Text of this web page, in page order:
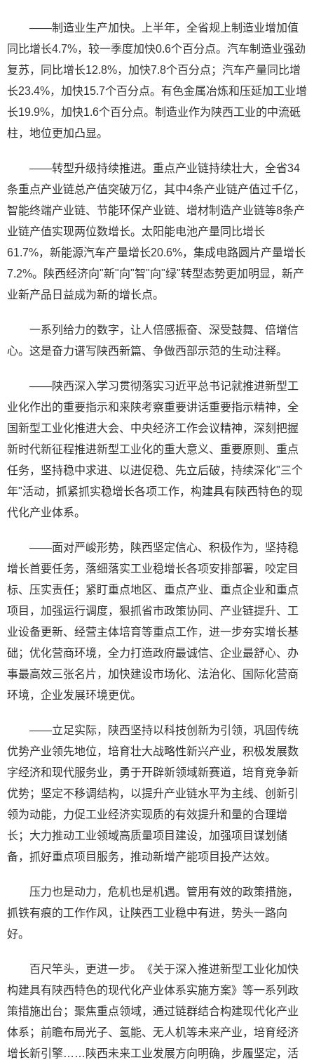
——制造业生产加快。上半年，全省规上制造业增加值
同比增长4.7%，较一季度加快0.6个百分点。汽车制造业强劲
复苏，同比增长12.8%，加快7.8个百分点；汽车产量同比增
长23.4%，加快15.7个百分点。有色金属冶炼和压延加工业增
长19.9%，加快1.6个百分点。制造业作为陕西工业的中流砥
柱，地位更加凸显。
——转型升级持续推进。重点产业链持续壮大，全省34
条重点产业链总产值突破万亿，其中4条产业链产值过千亿，
智能终端产业链、节能环保产业链、增材制造产业链等8条产
业链产值实现两位数增长。太阳能电池产量同比增长
61.7%，新能源汽车产量增长20.6%，集成电路圆片产量增长
7.2%。陕西经济向"新"向"智"向"绿"转型态势更加明显，新产
业新产品日益成为新的增长点。
一系列给力的数字，让人倍感振奋、深受鼓舞、倍增信
心。这是奋力谱写陕西新篇、争做西部示范的生动注释。
——陕西深入学习贯彻落实习近平总书记就推进新型工
业化作出的重要指示和来陕考察重要讲话重要指示精神，全
国新型工业化推进大会、中央经济工作会议精神，深刻把握
新时代新征程推进新型工业化的重大意义、重要原则、重点
任务，坚持稳中求进、以进促稳、先立后破，持续深化"三个
年"活动，抓紧抓实稳增长各项工作，构建具有陕西特色的现
代化产业体系。
——面对严峻形势，陕西坚定信心、积极作为，坚持稳
增长首要任务，落细落实工业稳增长各项安排部署，咬定目
标、压实责任；紧盯重点地区、重点产业、重点企业和重点
项目，加强运行调度，狠抓省市政策协同、产业链提升、工
业设备更新、经营主体培育等重点工作，进一步夯实增长基
础；优化营商环境，全力打造政府最诚信、企业最舒心、办
事最高效三张名片，加快建设市场化、法治化、国际化营商
环境，企业发展环境更优。
——立足实际，陕西坚持以科技创新为引领，巩固传统
优势产业领先地位，培育壮大战略性新兴产业，积极发展数
字经济和现代服务业，勇于开辟新领域新赛道，培育竞争新
优势；坚定不移调结构，以提升产业链水平为主线、创新引
领为动能，力促工业经济实现质的有效提升和量的合理增
长；大力推动工业领域高质量项目建设，加强项目谋划储
备，抓好重点项目服务，推动新增产能项目投产达效。
压力也是动力，危机也是机遇。管用有效的政策措施，
抓铁有痕的工作作风，让陕西工业稳中有进，势头一路向
好。
百尺竿头，更进一步。《关于深入推进新型工业化加快
构建具有陕西特色的现代化产业体系实施方案》等一系列政
策措施出台；聚焦重点领域，通过链群结合构建现代化产业
体系；前瞻布局光子、氢能、无人机等未来产业，培育经济
增长新引擎……陕西未来工业发展方向明确，步履坚定，活